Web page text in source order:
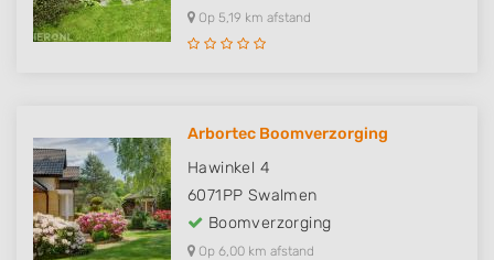
Op 5,19 km afstand
Arbortec Boomverzorging
Hawinkel 4
6071PP Swalmen
Boomverzorging
Op 6,00 km afstand